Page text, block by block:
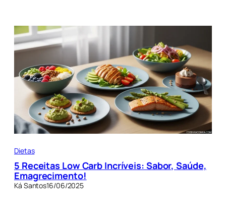
Dietas
5 Receitas Low Carb Incríveis: Sabor, Saúde,
Emagrecimento!
Ká Santos16/06/2025